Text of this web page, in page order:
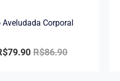
Aveludada Corporal
R$86.90
79.90